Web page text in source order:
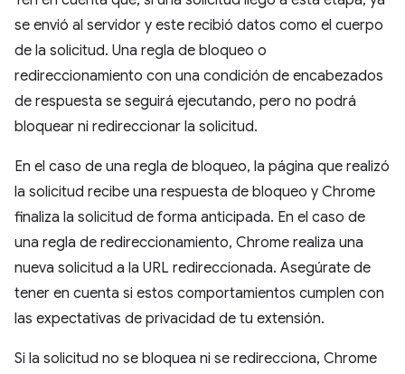
se envió al servidor y este recibió datos como el cuerpo
de la solicitud. Una regla de bloqueo o
redireccionamiento con una condición de encabezados
de respuesta se seguirá ejecutando, pero no podrá
bloquear ni redireccionar la solicitud.
En el caso de una regla de bloqueo, la página que realizó
la solicitud recibe una respuesta de bloqueo y Chrome
finaliza la solicitud de forma anticipada. En el caso de
una regla de redireccionamiento, Chrome realiza una
nueva solicitud a la URL redireccionada. Asegúrate de
tener en cuenta si estos comportamientos cumplen con
las expectativas de privacidad de tu extensión.
Si la solicitud no se bloquea ni se redirecciona, Chrome